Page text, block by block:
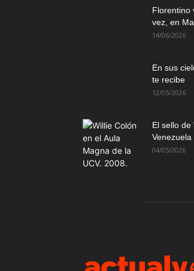
Florentino
vez, en
14/06/2026
En sus
te recibe
12/05/2026
El sello de
Venezuela
04/05/2026